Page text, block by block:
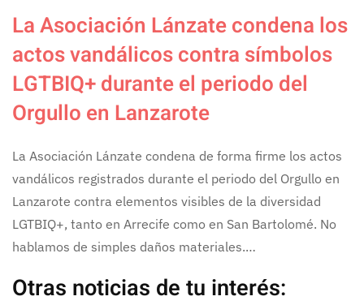
La Asociación Lánzate condena los
actos vandálicos contra símbolos
LGTBIQ+ durante el periodo del
Orgullo en Lanzarote
La Asociación Lánzate condena de forma firme los actos
vandálicos registrados durante el periodo del Orgullo en
Lanzarote contra elementos visibles de la diversidad
LGTBIQ+, tanto en Arrecife como en San Bartolomé. No
hablamos de simples daños materiales.…
Otras noticias de tu interés: